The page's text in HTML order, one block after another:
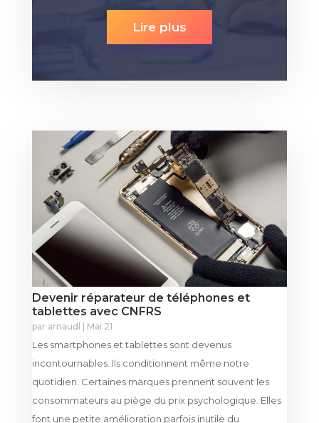
Lire plus
Devenir réparateur de téléphones et
tablettes avec CNFRS
par arnaudl Mai 21
Les smartphones et tablettes sont devenus
incontournables. Ils conditionnent même notre
quotidien. Certaines marques prennent souvent les
consommateurs au piège du prix psychologique. Elles
font une petite amélioration parfois inutile du